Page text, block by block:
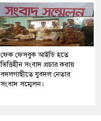
ফেক ফেসবুক আইডি হতে
ভিত্তিহীন সংবাদ প্রচার করায়
বদলগাছীতে যুবদল নেতার
সংবাদ সম্মেলন।